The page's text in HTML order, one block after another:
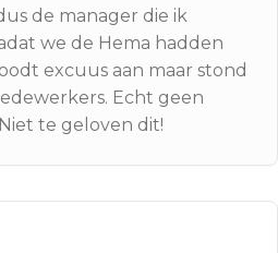
de manager die ik
we de Hema hadden
excuus aan maar stond
Echt geen
te geloven dit!